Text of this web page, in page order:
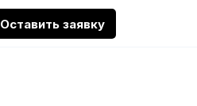
Оставить заявку